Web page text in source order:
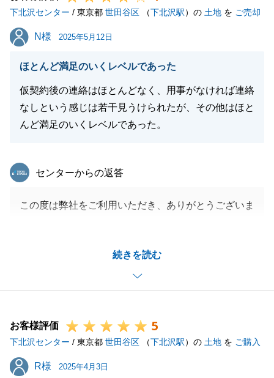
下北沢センター / 東京都 世田谷区 （下北沢駅）の 土地 を ご売却
N様
N様 2025年5月12日
ほとんど満足のいくレベルであった
仮契約後の連絡はほとんどなく、用事がなければ連絡
なしという感じは若干見うけられたが、その他はほと
んど満足のいくレベルであった。
続きを読む
東急リバブル
センターからの返答
この度は弊社をご利用いただき、ありがとうございま
真摯に受け止め、改善すべく、今後取り組んでまいり
ます。
いいたします。
お客様評価 5
下北沢センター / 東京都 世田谷区 （下北沢駅）の 土地 を ご購入
R様
R様 2025年4月3日